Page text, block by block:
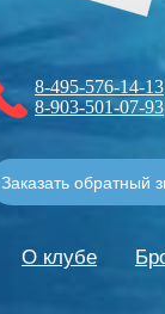
О клубе
8-495-576-14-13
8-903-501-07-93
Заказать обратный